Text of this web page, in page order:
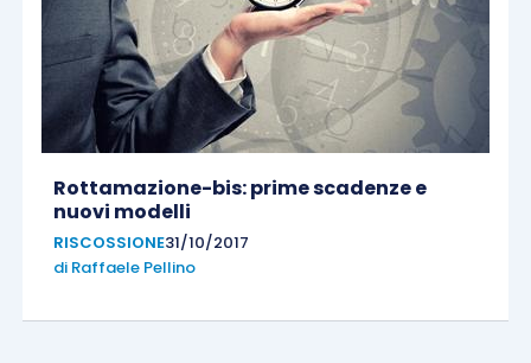
Rottamazione-bis: prime scadenze e
nuovi modelli
RISCOSSIONE31/10/2017
di Raffaele Pellino